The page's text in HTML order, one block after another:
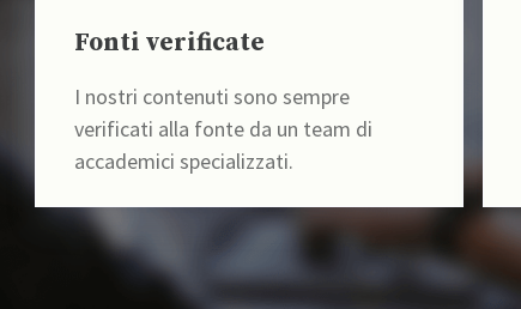
Fonti verificate
I nostri contenuti sono sempre
verificati alla fonte da un team di
accademici specializzati.